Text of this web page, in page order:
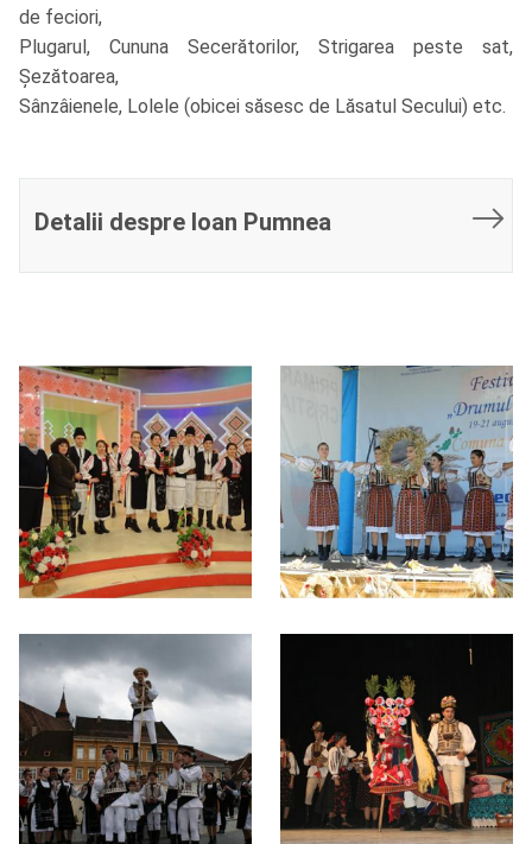
de feciori,
Plugarul, Cununa Secerătorilor, Strigarea peste sat,
Șezătoarea,
Sânzâienele, Lolele (obicei săsesc de Lăsatul Secului) etc.
Detalii despre Ioan Pumnea